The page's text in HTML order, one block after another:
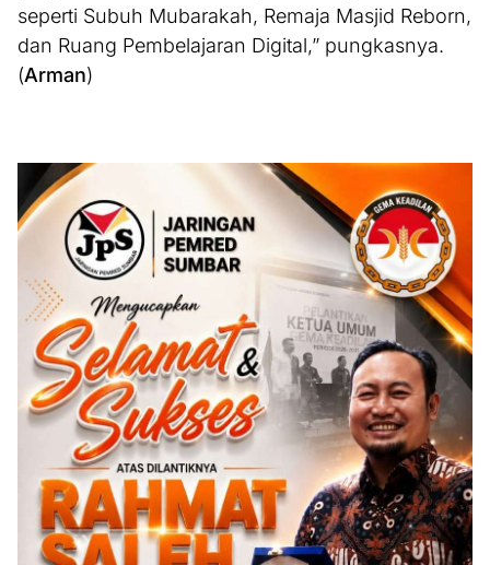
seperti Subuh Mubarakah, Remaja Masjid Reborn,
dan Ruang Pembelajaran Digital,” pungkasnya.
(Arman)